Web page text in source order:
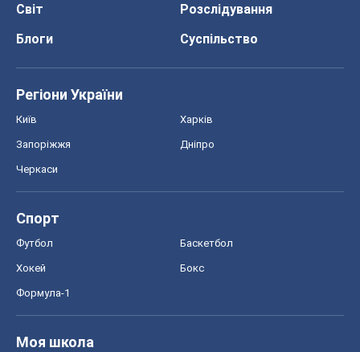
Світ
Розслідування
Блоги
Суспільство
Регіони України
Київ Харків
Запоріжжя Дніпро
Черкаси
Спорт
Футбол Баскетбол
Хокей Бокс
Формула-1
Моя школа